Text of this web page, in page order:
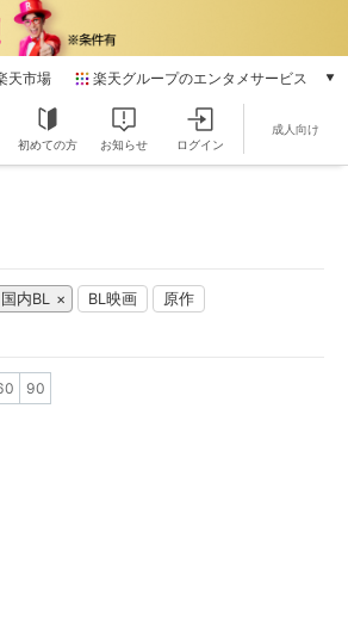
天市場 楽天グループのエンタメサービス
本/ゲーム/CD/DVD
雑誌読み放題
楽天マガジン
動画配信
初めての方 お知らせ ログイン
成人向け
国内BL BL映画
原作
90